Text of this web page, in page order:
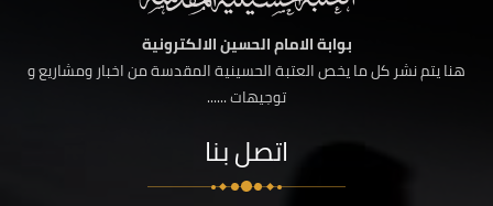
بوابة الامام الحسين الالكترونية
هنا يتم نشر كل ما يخص العتبة الحسينية المقدسة من اخبار ومشاريع و
توجيهات ......
اتصل بنا